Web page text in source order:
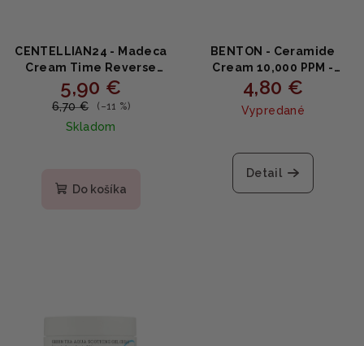
CENTELLIAN24 - Madeca
Cream Time Reverse
MINI - Omladzujúci krém
s centellou 15ml
5,90 €
6,70 € (–11 %)
Skladom
produktu
Do košíka
BENTON - Ceramide
Cream 10,000 PPM -
Hydratačný krém s
ceramidmi 12g
4,80 €
Vypredané
Detail